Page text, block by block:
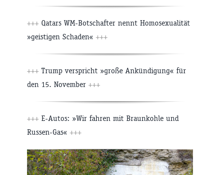
+++ Qatars WM-Botschafter nennt Homosexualität
»geistigen Schaden« +++
+++ Trump verspricht »große Ankündigung« für
den 15. November +++
+++ E-Autos: »Wir fahren mit Braunkohle und
Russen-Gas« +++